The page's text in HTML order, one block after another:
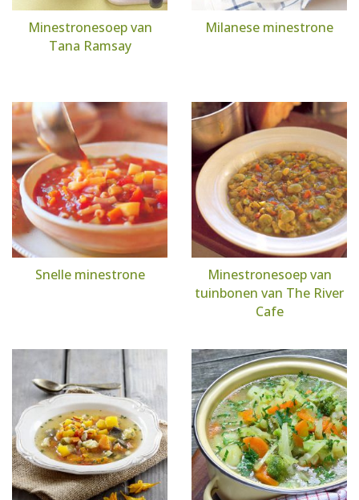
Minestronesoep van
Tana Ramsay
Milanese minestrone
Snelle minestrone
Minestronesoep van
tuinbonen van The River
Cafe